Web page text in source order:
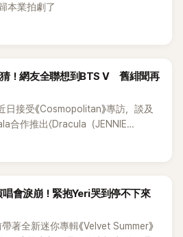
本業拍劇了
！網友全聯想到BTS V 舊緋聞再
日接受《Cosmopolitan》專訪，談及
合作推出〈Dracula（JENNIE
到她一句關於「共同朋友」的回答，
會淚崩！緊抱Yeri哭到停不下來
著全新迷你專輯《Velvet Summer》